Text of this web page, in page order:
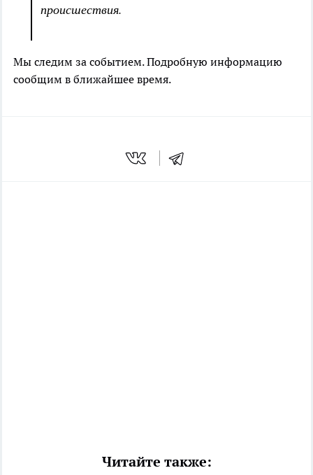
происшествия.
Мы следим за событием. Подробную информацию
сообщим в ближайшее время.
Читайте также: